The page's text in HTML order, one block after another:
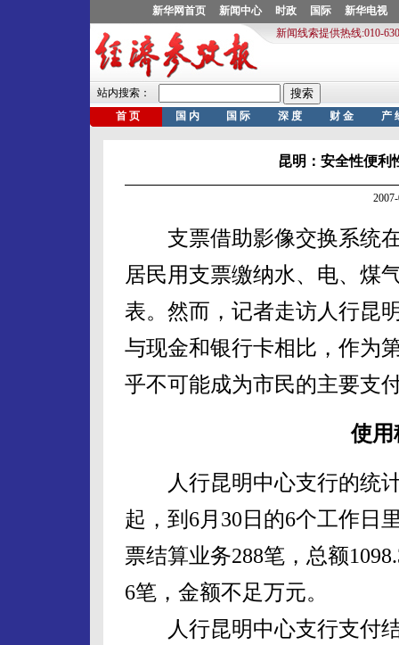
昆明：安全性便利
支票借助影像交换系统在
居民用支票缴纳水、电、煤
表。然而，记者走访人行昆
与现金和银行卡相比，作为
乎不可能成为市民的主要支
使用
人行昆明中心支行的统计
起，到6月30日的6个工作日
票结算业务288笔，总额
6笔，金额不足万元。
人行昆明中心支行支付结